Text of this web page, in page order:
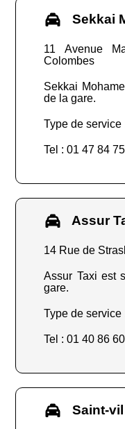
Sekkai
11 Avenue
Colombes
Sekkai
de la gare.
Type de service
Tel : 01 47 84
Assur
14 Rue de
Assur Taxi est
gare.
Type de service
Tel : 01 40 86
Saint-vil